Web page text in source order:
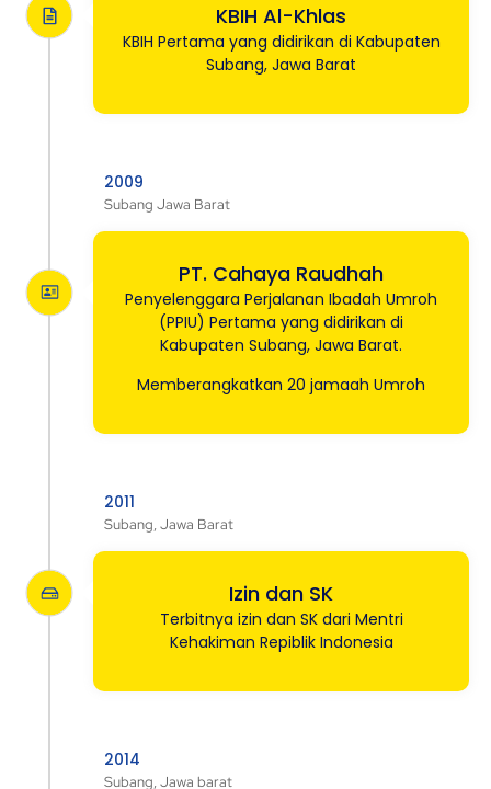
KBIH Al-Khlas
KBIH Pertama yang didirikan di Kabupaten
Subang, Jawa Barat
2009
Subang Jawa Barat
PT. Cahaya Raudhah
Penyelenggara Perjalanan Ibadah Umroh
(PPIU) Pertama yang didirikan di
Kabupaten Subang, Jawa Barat.
Memberangkatkan 20 jamaah Umroh
2011
Subang, Jawa Barat
Izin dan SK
Terbitnya izin dan SK dari Mentri
Kehakiman Repiblik Indonesia
2014
Subang, Jawa barat